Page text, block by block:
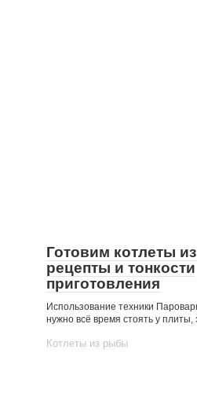
Готовим котлеты
рецепты и тонкости
приготовления
Использование техники
нужно всё время стоять у плиты,
Котлеты из рыбы